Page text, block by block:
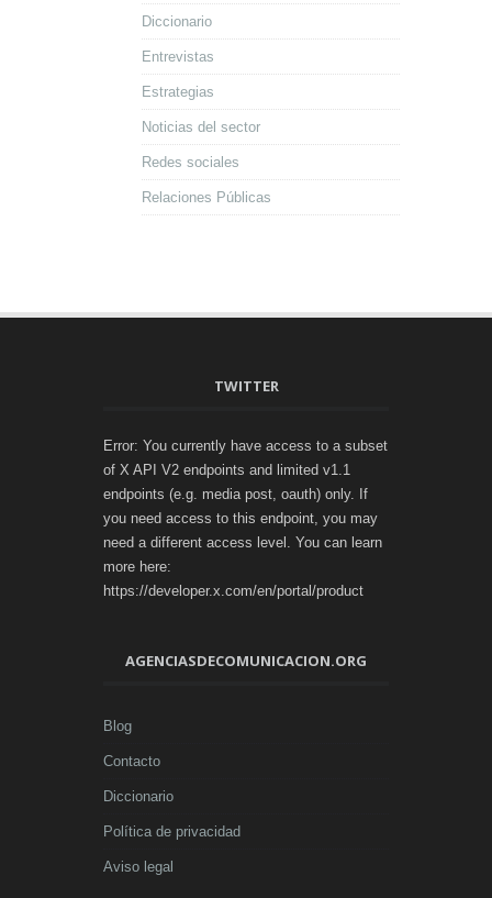
Diccionario
Entrevistas
Estrategias
Noticias del sector
Redes sociales
Relaciones Públicas
TWITTER
Error: You currently have access to a subset
of X API V2 endpoints and limited v1.1
endpoints (e.g. media post, oauth) only. If
you need access to this endpoint, you may
need a different access level. You can learn
more here:
https://developer.x.com/en/portal/product
AGENCIASDECOMUNICACION.ORG
Blog
Contacto
Diccionario
Política de privacidad
Aviso legal